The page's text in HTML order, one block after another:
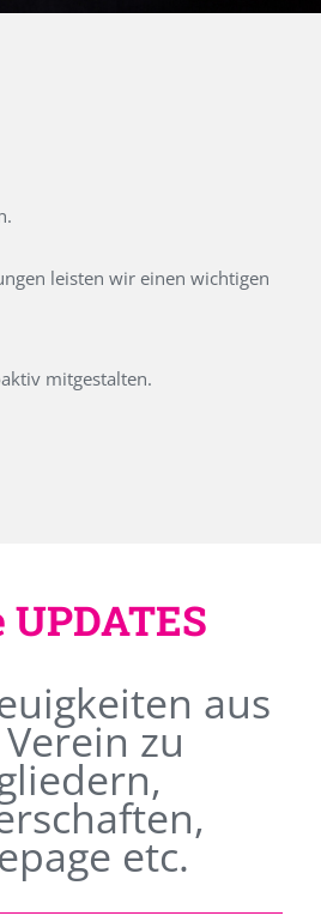
leisten wir einen wichtigen
mitgestalten.
UPDATES
aus
zu
etc.